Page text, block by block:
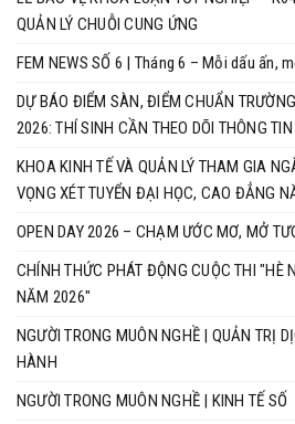
QUẢN LÝ CHUỖI CUNG ỨNG
FEM NEWS SỐ 6 | Tháng 6 – Mỗi dấu ấn,
DỰ BÁO ĐIỂM SÀN, ĐIỂM CHUẨN
2026: THÍ SINH CẦN THEO DÕI THÔNG
CHỌN NGUYỆN VỌNG PHÙ HỢP
KHOA KINH TẾ VÀ QUẢN LÝ THAM GIA
VỌNG XÉT TUYỂN ĐẠI HỌC, CAO ĐẲNG
OPEN DAY 2026 – CHẠM ƯỚC MƠ, MỞ
CHÍNH THỨC PHÁT ĐỘNG CUỘC THI "HÈ
NĂM 2026"
NGƯỜI TRONG MUÔN NGHỀ | QUẢN TRỊ
HÀNH
NGƯỜI TRONG MUÔN NGHỀ | KINH TẾ SỐ